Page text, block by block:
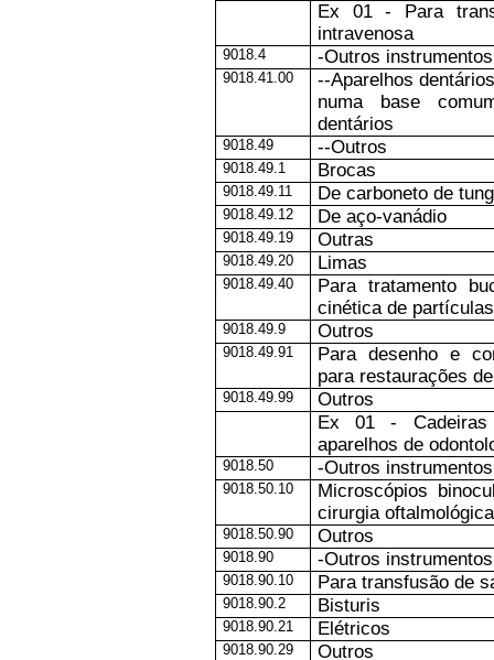
Ex 01 - Para
intravenosa
9018.4 -Outros
9018.41.00
--Aparelhos
numa base
dentários
9018.49 --Outros
9018.49.1 Brocas
9018.49.11 De carboneto de
9018.49.12 De aço-vanádio
9018.49.19 Outras
9018.49.20 Limas
9018.49.40
Para tratamento
cinética de partículas
9018.49.9 Outros
9018.49.91
Para desenho e
para restaurações
9018.49.99
Outros
Ex 01 - Cadeiras
aparelhos de
9018.50 -Outros
9018.50.10
Microscópios
cirurgia oftalmológica
9018.50.90 Outros
9018.90 -Outros
9018.90.10 Para transfusão de
9018.90.2 Bisturis
9018.90.21 Elétricos
9018.90.29 Outros